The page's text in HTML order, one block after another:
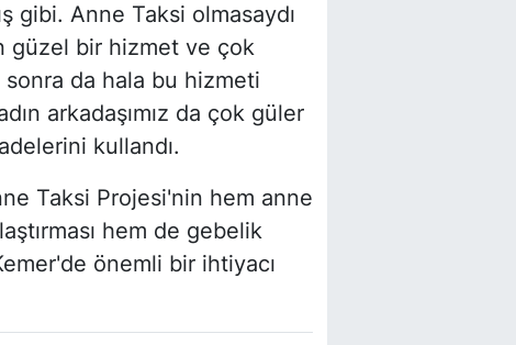
gibi. Anne Taksi olmasaydı
güzel bir hizmet ve çok
da hala bu hizmeti
arkadaşımız da çok güler
kullandı.
Taksi Projesi'nin hem anne
hem de gebelik
önemli bir ihtiyacı